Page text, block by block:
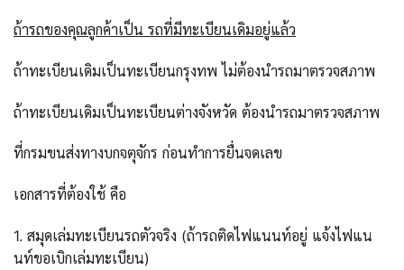
ถ้ารถของคุณลูกค้าเป็น รถที่มีทะเบียนเดิมอยู่แล้ว
ถ้าทะเบียนเดิมเป็นทะเบียนกรุงทพ ไม่ต้องนำรถมาตรวจสภาพ
ถ้าทะเบียนเดิมเป็นทะเบียนต่างจังหวัด ต้องนำรถมาตรวจสภาพ
ที่กรมขนส่งทางบกจตุจักร ก่อนทำการยื่นจดเลข
เอกสารที่ต้องใช้ คือ
1. สมุดเล่มทะเบียนรถตัวจริง (ถ้ารถติดไฟแนนท์อยู่ แจ้งไฟแน
นท์ขอเบิกเล่มทะเบียน)